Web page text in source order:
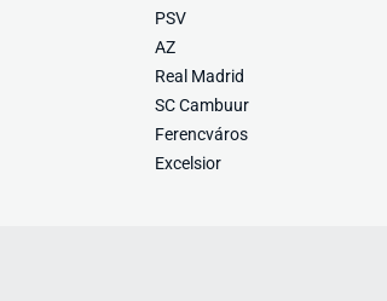
PSV
AZ
Real Madrid
SC Cambuur
Ferencváros
Excelsior